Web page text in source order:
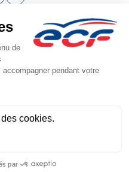
(nouvelle fenêtre)
(nouvelle fenêtre)
LinkedIn (nouvelle fenêtre)
ROUTIERE 69 - Capital social:
FR 32 312272818
, VAULX EN VELIN (69120) -